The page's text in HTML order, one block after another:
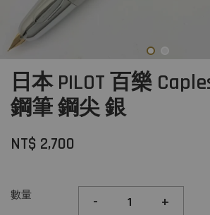
日本 PILOT 百樂
鋼筆 鋼尖 銀
NT$ 2,700
數量 - +